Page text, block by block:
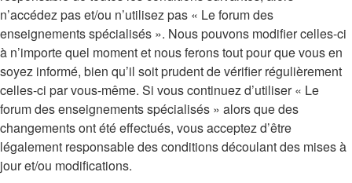
n’accédez pas et/ou n’utilisez pas « Le forum des
enseignements spécialisés ». Nous pouvons modifier celles-ci
à n’importe quel moment et nous ferons tout pour que vous en
soyez informé, bien qu’il soit prudent de vérifier régulièrement
celles-ci par vous-même. Si vous continuez d’utiliser « Le
forum des enseignements spécialisés » alors que des
changements ont été effectués, vous acceptez d’être
légalement responsable des conditions découlant des mises à
jour et/ou modifications.